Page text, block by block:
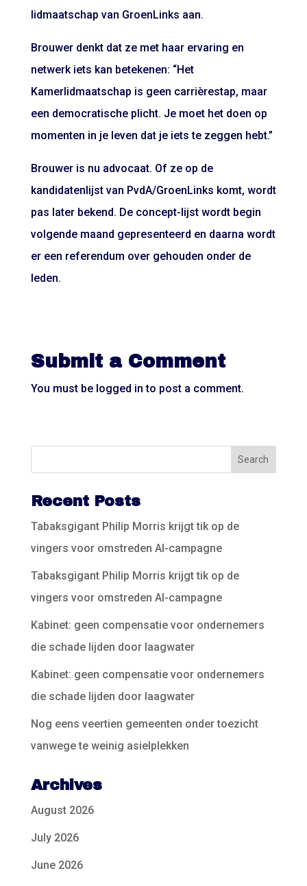
lidmaatschap van GroenLinks aan.
Brouwer denkt dat ze met haar ervaring en
netwerk iets kan betekenen: “Het
Kamerlidmaatschap is geen carrièrestap, maar
een democratische plicht. Je moet het doen op
momenten in je leven dat je iets te zeggen hebt.”
Brouwer is nu advocaat. Of ze op de
kandidatenlijst van PvdA/GroenLinks komt, wordt
pas later bekend. De concept-lijst wordt begin
volgende maand gepresenteerd en daarna wordt
er een referendum over gehouden onder de
leden.
Submit a Comment
You must be logged in to post a comment.
Recent Posts
Tabaksgigant Philip Morris krijgt tik op de
vingers voor omstreden AI-campagne
Tabaksgigant Philip Morris krijgt tik op de
vingers voor omstreden AI-campagne
Kabinet: geen compensatie voor ondernemers
die schade lijden door laagwater
Kabinet: geen compensatie voor ondernemers
die schade lijden door laagwater
Nog eens veertien gemeenten onder toezicht
vanwege te weinig asielplekken
Archives
August 2026
July 2026
June 2026